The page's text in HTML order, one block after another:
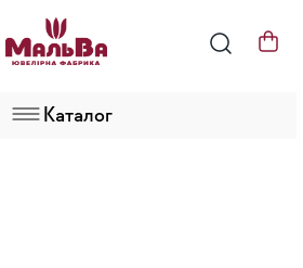
Каталог